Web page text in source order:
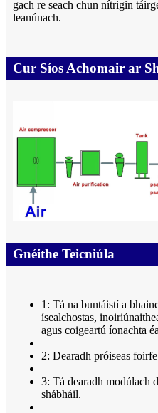
gach re seach chun nítrigin
leanúnach.
Cur Síos Achomair ar
Gnéithe Teicniúla
1: Tá na buntáistí a
ísealchostas,
agus coigeartú íonachta
2: Dearadh próiseas
3: Tá dearadh modúlach
shábháil.